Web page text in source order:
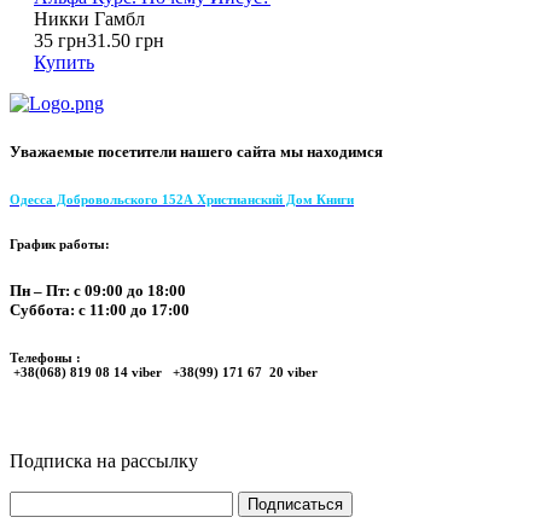
Никки Гамбл
35 грн31.50 грн
Купить
Уважаемые посетители нашего сайта мы находимся
Одесса Добровольского 152А Христианский Дом Книги
График работы:
Пн – Пт: с 09:00 до 18:00
Суббота: с 11:00 до 17:00
Телефоны :
+38(068) 819 08 14 viber +38(99) 171 67 20 viber
Подписка на рассылку